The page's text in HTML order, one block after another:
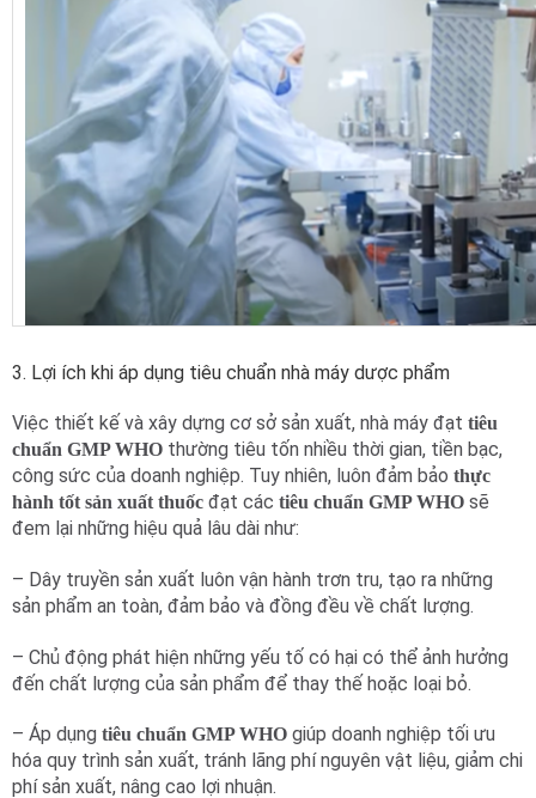
3. Lợi ích khi áp dụng tiêu chuẩn nhà máy dược phẩm
Việc thiết kế và xây dựng cơ sở sản xuất, nhà máy đạt tiêu
chuẩn GMP WHO thường tiêu tốn nhiều thời gian, tiền bạc,
công sức của doanh nghiệp. Tuy nhiên, luôn đảm bảo thực
hành tốt sản xuất thuốc đạt các tiêu chuẩn GMP WHO sẽ
đem lại những hiệu quả lâu dài như:
– Dây truyền sản xuất luôn vận hành trơn tru, tạo ra những
sản phẩm an toàn, đảm bảo và đồng đều về chất lượng.
– Chủ động phát hiện những yếu tố có hại có thể ảnh hưởng
đến chất lượng của sản phẩm để thay thế hoặc loại bỏ.
– Áp dụng tiêu chuẩn GMP WHO giúp doanh nghiệp tối ưu
hóa quy trình sản xuất, tránh lãng phí nguyên vật liệu, giảm chi
phí sản xuất, nâng cao lợi nhuận.